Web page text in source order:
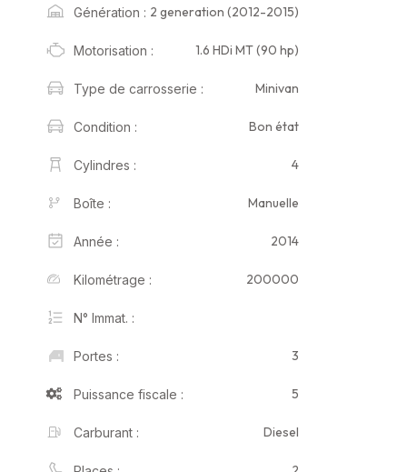
Génération : 2 generation (2012-2015)
Motorisation : 1.6 HDi MT (90 hp)
Type de carrosserie : Minivan
Condition : Bon état
Cylindres : 4
Boîte : Manuelle
Année : 2014
Kilométrage : 200000
N° Immat. :
Portes : 3
Puissance fiscale : 5
Carburant : Diesel